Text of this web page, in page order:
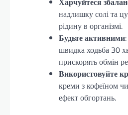
надлишку солі та
рідину в організмі.
Будьте активними
швидка ходьба 30
прискорять обмін
Використовуйте
креми з кофеїном
ефект обгортань.